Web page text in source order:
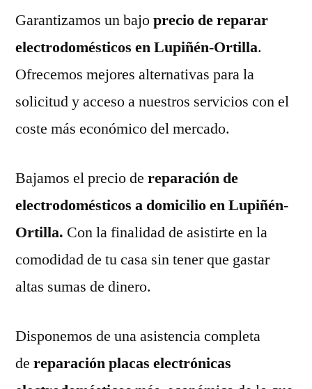
Garantizamos un bajoprecio de reparar
electrodomésticos en Lupiñén-Ortilla.
Ofrecemos mejores alternativas para la
solicitud y acceso a nuestros servicios con el
coste más económico del mercado.
Bajamos el precio de reparación de
electrodomésticos a domicilio en Lupiñén-
Ortilla. Con la finalidad de asistirte en la
comodidad de tu casa sin tener que gastar
altas sumas de dinero.
Disponemos de una asistencia completa
de reparación placas electrónicas